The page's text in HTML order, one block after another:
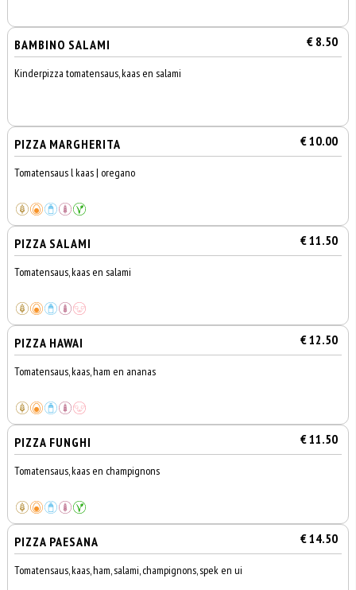
BAMBINO SALAMI € 8.50
Kinderpizza tomatensaus, kaas en salami
PIZZA MARGHERITA € 10.00
Tomatensaus l kaas | oregano
PIZZA SALAMI € 11.50
Tomatensaus, kaas en salami
PIZZA HAWAI € 12.50
Tomatensaus, kaas, ham en ananas
PIZZA FUNGHI € 11.50
Tomatensaus, kaas en champignons
PIZZA PAESANA € 14.50
Tomatensaus, kaas, ham, salami, champignons, spek en ui